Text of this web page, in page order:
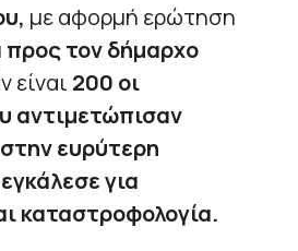
με αφορμή ερώτηση
προς τον δήμαρχο
είναι 200 οι
αντιμετώπισαν
ευρύτερη
για
καταστροφολογία.